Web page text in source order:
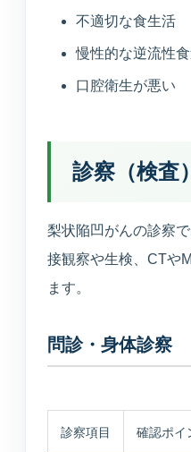
不適切な食生活
慢性的な逆流性
口腔衛生が悪い
診察（検査
梨状陥凹がんの診察
接観察や生検、CTや
ます。
問診・身体診察
診察項目 確認ポイ